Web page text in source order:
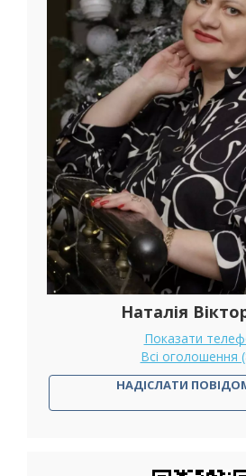
Наталія
Показати
Всі оголошення
НАДІСЛАТИ